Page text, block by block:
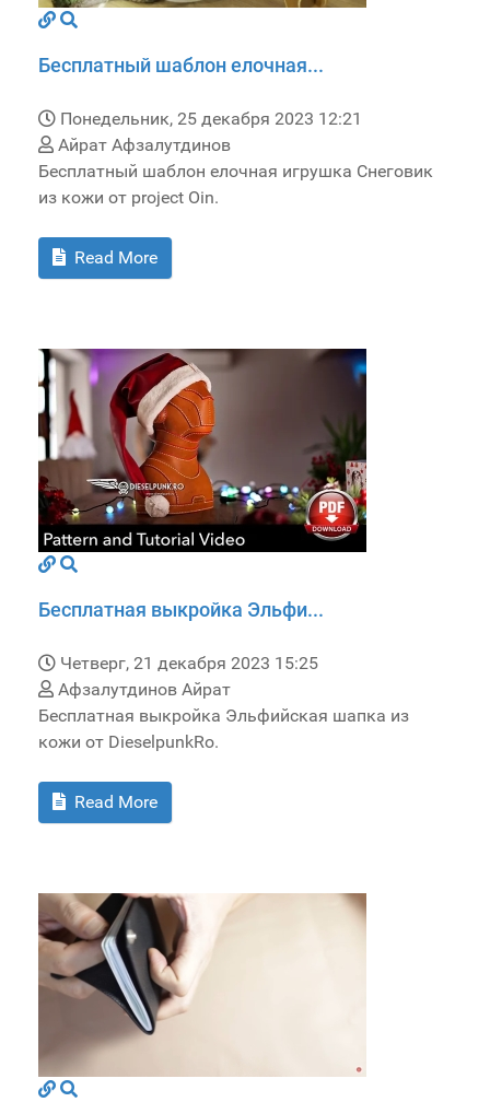
Бесплатный шаблон елочная...
Понедельник, 25 декабря 2023 12:21
Айрат Афзалутдинов
Бесплатный шаблон елочная игрушка Снеговик
из кожи от project Oin.
Read More
Бесплатная выкройка Эльфи...
Четверг, 21 декабря 2023 15:25
Афзалутдинов Айрат
Бесплатная выкройка Эльфийская шапка из
кожи от DieselpunkRo.
Read More